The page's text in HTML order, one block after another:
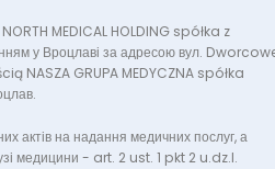
MEDICAL HOLDING spółka z
у Вроцлаві за адресою вул.
NASZA GRUPA MEDYCZNA spółka
актів на надання медичних послуг, а
медицини - art. 2 ust. 1 pkt 2 u.dz.l.